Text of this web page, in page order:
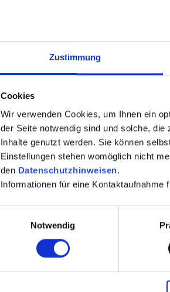
Zustimmung
Cookies
Wir verwenden Cookies, um Ihnen ein
der Seite notwendig sind und solche,
Inhalte genutzt werden. Sie können
Einstellungen stehen womöglich nicht
den Datenschutzhinweisen.
Informationen für eine Kontaktaufnahme
Notwendig
4. in Abteilung 2 und 3 des
5. andere, nicht im Grundbuch
Mindest- und Höchstbeträge
beträgt.
Der höchste mögliche Betrag
danach noch offen gebliebenen
bestehen, d.h. dieser ist noch
Voraussetzungen
Wichtig ist allerdings, dass die
rechtzeitig bekannt gemacht
Protokolle von
werden. Sollten bereits
übergeben werden.
Details